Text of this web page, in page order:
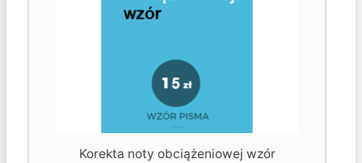
Korekta noty obciążeniowej wzór